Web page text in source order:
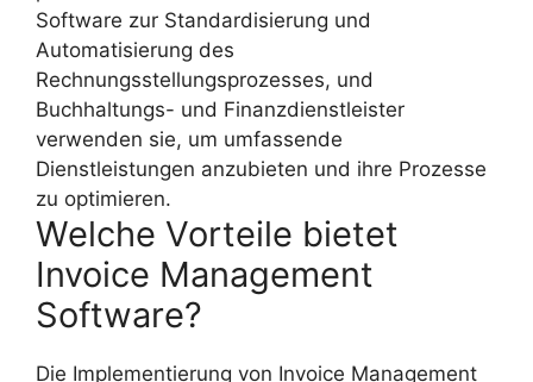
Software zur Standardisierung und
Automatisierung des
Rechnungsstellungsprozesses, und
Buchhaltungs- und Finanzdienstleister
verwenden sie, um umfassende
Dienstleistungen anzubieten und ihre Prozesse
zu optimieren.
Welche Vorteile bietet
Invoice Management
Software?
Die Implementierung von Invoice Management